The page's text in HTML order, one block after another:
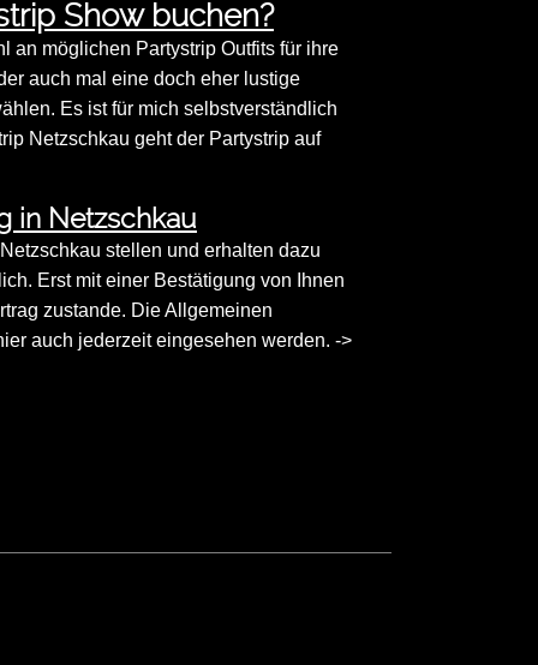
Show buchen?
an möglichen Partystrip Outfits für ihre
auch mal eine doch eher lustige
Es ist für mich selbstverständlich
Netzschkau geht der Partystrip auf
in Netzschkau
stellen und erhalten dazu
Erst mit einer Bestätigung von Ihnen
zustande. Die Allgemeinen
auch jederzeit eingesehen werden. ->